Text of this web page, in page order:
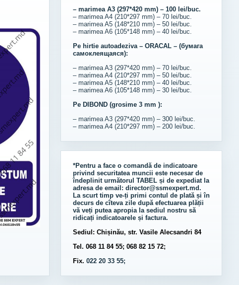
– marimea A3 (297*420 mm) – 100 lei/buc.
– marimea A4 (210*297 mm) – 70 lei/buc.
– marimea A5 (148*210 mm) – 50 lei/buc.
– marimea A6 (105*148 mm) – 40 lei/buc.
Pe hirtie autoadeziva – ORACAL – (бумага
самоклеящаяся):
– marimea A3 (297*420 mm) – 70 lei/buc.
– marimea A4 (210*297 mm) – 50 lei/buc.
– marimea A5 (148*210 mm) – 40 lei/buc.
– marimea A6 (105*148 mm) – 30 lei/buc.
Pe DIBOND (grosime 3 mm ):
– marimea A3 (297*420 mm) – 300 lei/buc.
– marimea A4 (210*297 mm) – 200 lei/buc.
*Pentru a face o comandă de indicatoare
privind securitatea muncii este necesar de
îndeplinit următorul TABELși de expediat la
adresa de email: director@ssmexpert.md.
La scurt timp ve-ți primi contul de plată și în
decurs de cîteva zile după efectuarea plății
vă veți putea apropia la sediul nostru să
ridicați indicatoarele și factura.
Sediul: Chișinău, str. Vasile Alecsandri 84
Tel. 068 11 84 55; 068 82 15 72;
Fix. 022 20 33 55;